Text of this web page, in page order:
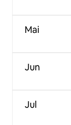
Mai
Jun
Jul